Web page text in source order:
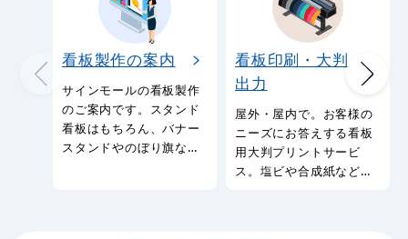
看板製作の案内
サインモールの看板製作
のご案内です。スタンド
看板はもちろん、バナー
スタンドやのぼり旗など
看板印刷・大判
出力
屋外・屋内で。お客様の
ニーズにお答えする看板
用大判プリントサービ
ス。塩ビや合成紙など看